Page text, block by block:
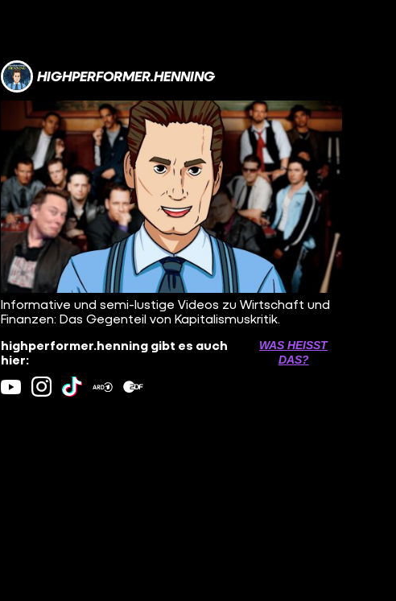
HIGHPERFORMER.HENNING
Informative und semi-lustige Videos zu Wirtschaft und
Finanzen: Das Gegenteil von Kapitalismuskritik.
highperformer.henning gibt es auch
hier:
WAS HEISST D
AS?